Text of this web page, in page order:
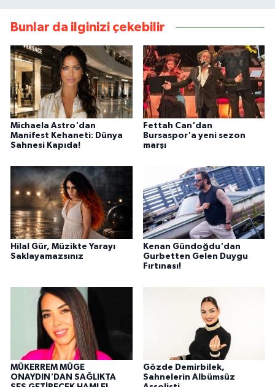
Bunlar da ilginizi çekebilir
Michaela Astro'dan
Manifest Kehaneti: Dünya
Sahnesi Kapıda!
Fettah Can'dan
Bursaspor'a yeni sezon
marşı
Hilal Gür, Müzikte Yarayı
Saklayamazsınız
Kenan Gündoğdu'dan
Gurbetten Gelen Duygu
Fırtınası!
MÜKERREM MÜGE
ONAYDIN'DAN SAĞLIKTA
Gözde Demirbilek,
Sahnelerin Albümsüz